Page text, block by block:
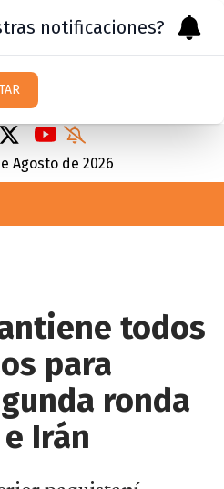
Agosto de 2026
todos
para
ronda
Irán
notificaciones?